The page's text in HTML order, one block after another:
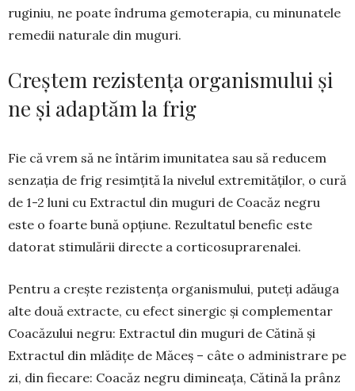
ruginiu, ne poate îndruma ge­mo­tera­pia, cu minunatele
remedii naturale din muguri.
Creștem rezistența organismului și
ne și adaptăm la frig
Fie că vrem să ne întărim imunitatea sau să reducem
sen­zația de frig re­simțită la ni­velul extremi­tă­ților, o cură
de 1-2 luni cu Ex­tractul din mu­guri de Coacăz negru
este o foarte bună op­țiune. Rezul­ta­tul benefic este
datorat stimu­lării directe a cor­ti­co­su­pra­renalei.
Pentru a crește rezistența or­ga­nismului, puteți adăuga
al­te două ex­tracte, cu efect siner­gic și com­plementar
Coa­că­zului negru: Ex­tractul din mu­guri de Cătină și
Extractul din mlădițe de Măceș – câte o ad­ministrare pe
zi, din fieca­re: Coacăz negru di­mi­neața, Cătină la prânz